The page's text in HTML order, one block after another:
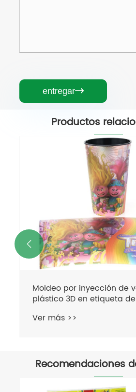
entregar
Productos
Moldeo por inyección de
plástico 3D en etiqueta
Ver más >>

Recomendaciones